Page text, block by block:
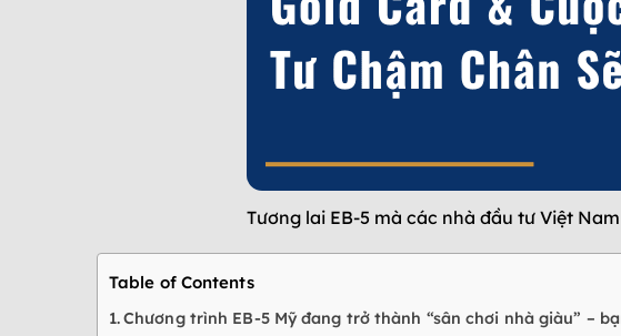
Tương lai EB-5 mà các nhà đầu tư Việt
Table of Contents
Chương trình EB-5 Mỹ đang trở thành “sân chơi nhà giàu” –